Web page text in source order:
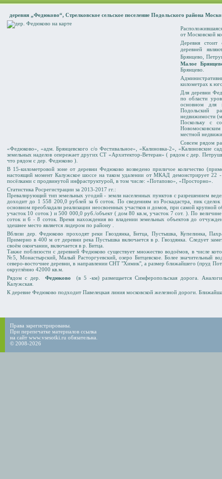
деревня „Федюково“, Стрелковское сельское поселение Подольского района
от Московской
Деревня
деревней
Брянцево
Малое
Брянцево.
километрах к
Для деревни
по области
основном для
Подольский
недвижимости
Поскольку с
местной
Совсем рядом
«Федюково», «адм. Брянцевского с/о Фестивальное», «Калиновка-2», «Калиновские
земельных наделов опережает других СТ «Архитектор-Ветеран» ( рядом с дер.
что рядом с дер. Федюково ).
В 15-километровой зоне от деревни Федюково возведено приличое количество
настоящий момент Калужское шоссе на таком удалении от МКАД демонстрирует 22
посёлками с продвинутой инфраструктурой, в том числе: «Потапово», «Просторно».
Статистика Росрегистрации за 2013-2017 гг.:
Превалирующий тип земельных угодий - земли населенных пунктов с разрешением
доходит до 1 558 200,0 рублей за 6 соток. По сведениям из Роскадастра, пик
основном преобладали реализации неосвоенных участков и домов, при самой
участок 10 соток ) и 500 000,0 руб./объект ( дом 80 кв.м, участок 7 сот. ). По
соток и 6 - 8 соток. Время нахождения во владении земельных объектов до
здешнее место является лидером по району .
Вблизи дер. Федюково проходят реки Гвоздянка, Битца, Пустышка, Купелинка,
Примерно в 400 м от деревни река Пустышка включается в р. Гвоздянка. Следует
своём окончании, включается в р. Битца.
Также поблизости с деревней Федюково существует множество водоёмов, в числе
№5, Монастырский, Малый Расторгуевский, озеро Битцевское. Более значительный
северо-восточнее деревни, в направлении СНТ "Химик", a размер ближайшего (пруд
округлённо 42000 кв.м.
Рядом с дер.
Федюково
(в 5 -км) размещается Симферопольская дорога.
Калужская.
К деревне Федюково подходит Павелецкая линия московской железной дороги.
Права зарегистрированы.
При перепечатке материалов ссылка
на сайт www.vsesotki.ru обязательна.
© 2008-2026